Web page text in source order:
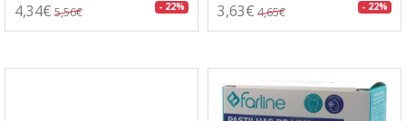
4,34€ 5,56€ - 22% 3,63€ 4,65€ - 22%